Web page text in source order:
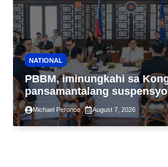
NATIONAL
PBBM, iminungkahi sa
pansamantalang
pagpapatupad ng Real
and Assessment Reform
Michael Peronce August 7, 2026